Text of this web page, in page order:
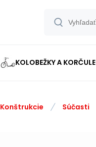
KOLOBEŽKY A KORČULE
Konštrukcie Súčasti